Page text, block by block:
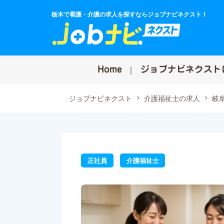
栃木で看護・介護の求人を探すならジョブナビネクスト！
Home ジョブナビネクスト
ジョブナビネクスト 介護福祉士の求人 岐
正社員 介護福祉士